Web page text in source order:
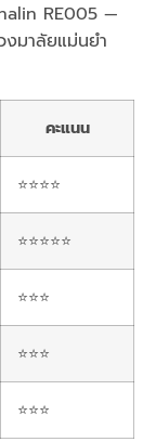
RE005 —
มาลัยแม่นยำ
คะแนน
⭐⭐⭐⭐
⭐⭐⭐⭐⭐
⭐⭐⭐
⭐⭐⭐
⭐⭐⭐